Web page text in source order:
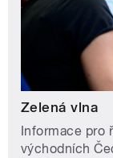
Zelená vlna
Informace pro
východních